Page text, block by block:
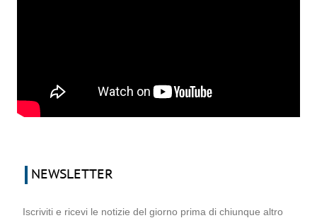
NEWSLETTER
Iscriviti e ricevi le notizie del giorno prima di chiunque altro